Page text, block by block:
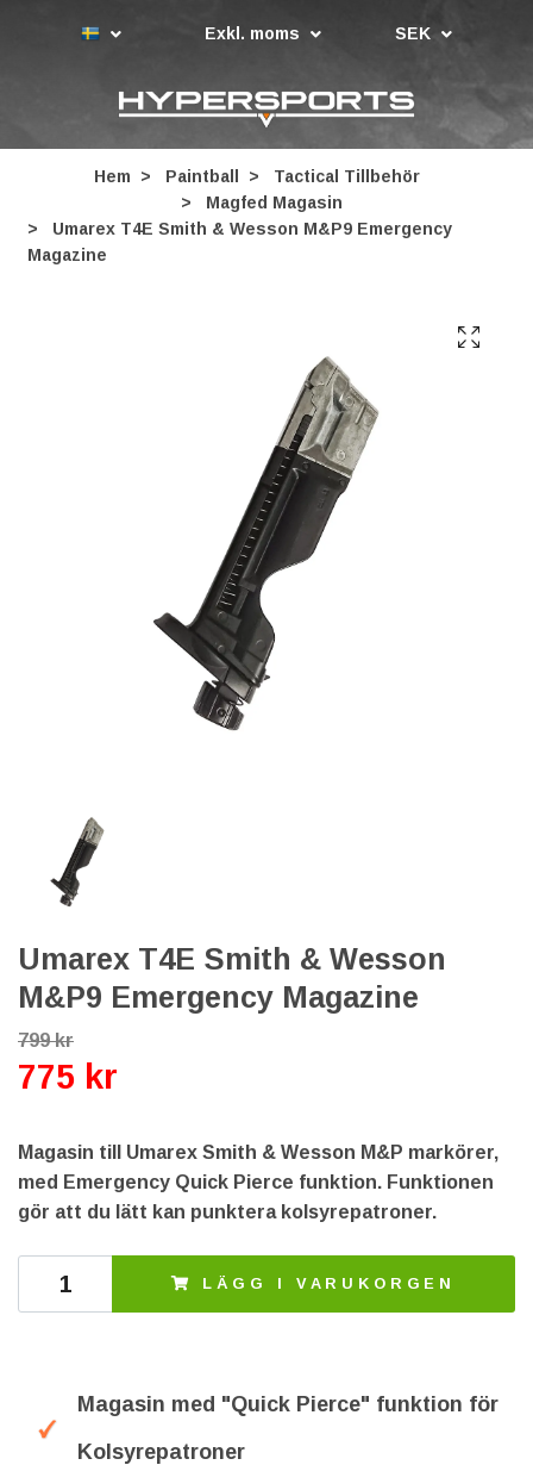
Exkl. moms SEK
Hem Paintball
Tactical Tillbehör
Magfed Magasin
Umarex T4E Smith & Wesson M&P9 Emergency
Magazine
Umarex T4E Smith & Wesson
M&P9 Emergency Magazine
799 kr
775 kr
Magasin till Umarex Smith & Wesson M&P markörer,
med Emergency Quick Pierce funktion. Funktionen
gör att du lätt kan punktera kolsyrepatroner.
LÄGG I VARUKORGEN
Magasin med "Quick Pierce" funktion för
Kolsyrepatroner